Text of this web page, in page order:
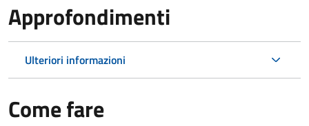
Approfondimenti
Ulteriori informazioni
Come fare